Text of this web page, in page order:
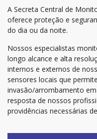
A Secreta Central de
oferece proteção e
do dia ou da noite.
Nossos especialistas
longo alcance e alta
internos e externos de
sensores locais que
invasão/arrombamento
resposta de nossos
providências necessárias